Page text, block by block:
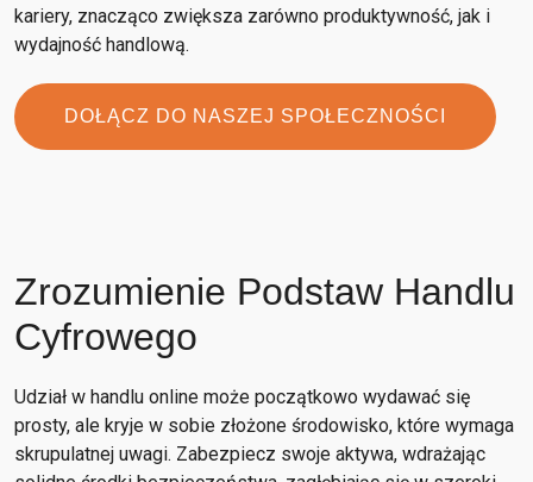
kariery, znacząco zwiększa zarówno produktywność, jak i
wydajność handlową.
DOŁĄCZ DO NASZEJ SPOŁECZNOŚCI
Zrozumienie Podstaw Handlu
Cyfrowego
Udział w handlu online może początkowo wydawać się
prosty, ale kryje w sobie złożone środowisko, które wymaga
skrupulatnej uwagi. Zabezpiecz swoje aktywa, wdrażając